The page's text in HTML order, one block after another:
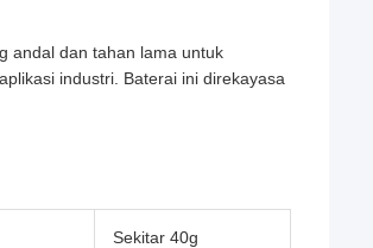
andal dan tahan lama untuk
industri. Baterai ini direkayasa
Sekitar 40g